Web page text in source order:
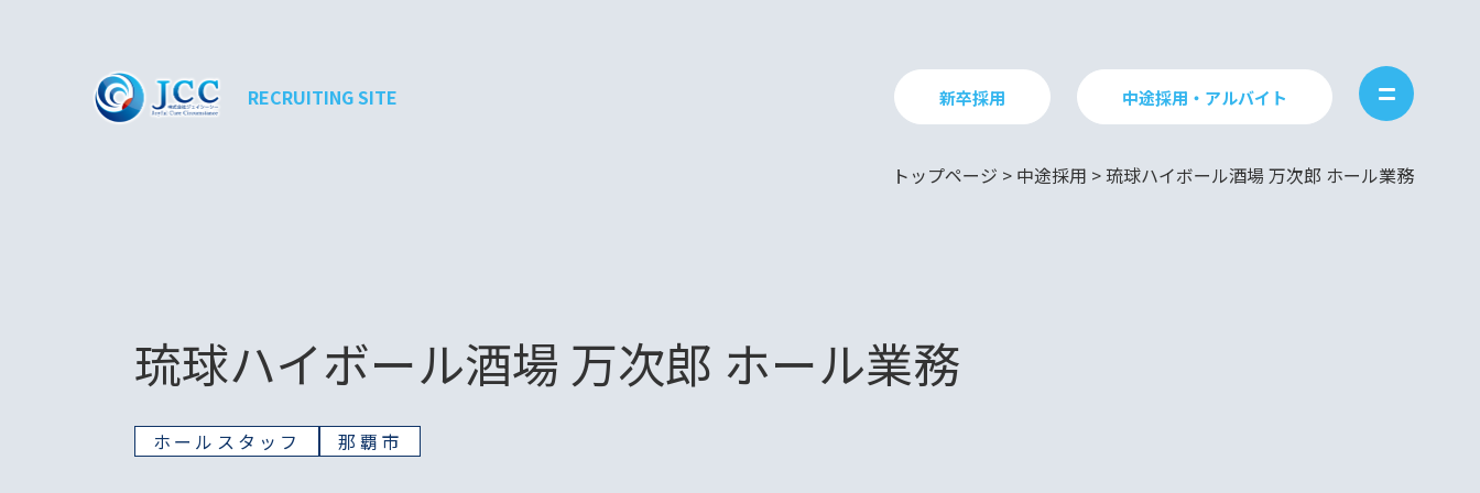
RECRUITING SITE 新卒採用 中途採用・アルバイト
トップページ > 中途採用 >琉球ハイボール酒場 万次郎 ホール業務
琉球ハイボール酒場 万次郎 ホール業務
ホールスタッフ 那覇市